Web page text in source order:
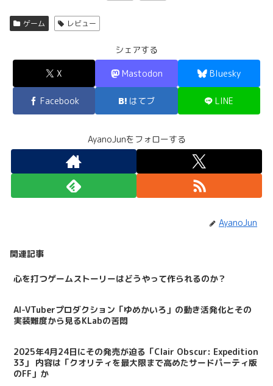
ゲーム レビュー
シェアする
X Mastodon Bluesky
Facebook はてブ LINE
AyanoJunをフォローする
AyanoJun
関連記事
心を打つゲームストーリーはどうやって作られるのか？
AI-VTuberプロダクション「ゆめかいろ」の動き活発化とその
実装難度から見るKLabの苦悶
2025年4月24日にその発売が迫る「Clair Obscur: Expedition
33」 内容は「クオリティを最大限まで高めたサードパーティ版
のFF」か